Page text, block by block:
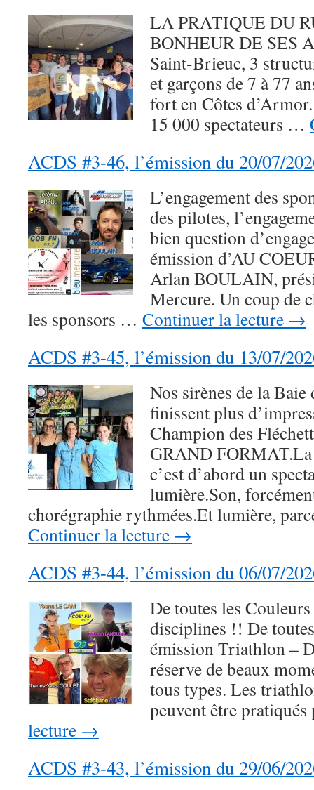
LA PRATIQUE DU
BONHEUR DE SES
Saint-Brieuc, 3
et garçons de 7 à 77
fort en Côtes
15 000 spectateurs …
ACDS #3-46, l’émission du 20/07/
L’engagement des
des pilotes,
bien question
émission d’AU
Arlan BOULAIN,
Mercure. Un coup de
les sponsors … Continuer la lecture →
ACDS #3-45, l’émission du 13/07/
Nos sirènes de la
finissent plus
Champion des
GRAND
c’est d’abord un
lumière.Son,
chorégraphie rythmées.Et lumière,
Continuer la lecture →
ACDS #3-44, l’émission du 06/07/
De toutes les
disciplines !! De
émission Triathlon –
réserve de beaux
tous types. Les
peuvent être
lecture →
ACDS #3-43, l’émission du 29/06/